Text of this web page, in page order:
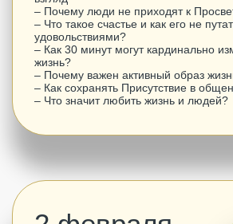
Ритрит - это время, проведенное наедине с самим
собой. Время, чтобы понять себя, лучше узнать
все, как есть.
Я помогу тебе погрузиться в твой внутренний мир
так глубоко, как ты не подгружался еще никогда